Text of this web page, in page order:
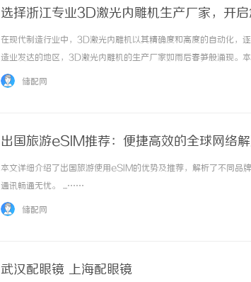
选择浙江专业3D激光内雕机生产厂家，开
在现代制造行业中，3D激光内雕机以其精确度和高度的自动化，
造业发达的地区，3D激光内雕机的生产厂家如雨后春笋般涌现。
生产厂家，以及如何借助先进的激光技术来提升您的生产效率和
储配网
出国旅游eSIM推荐：便捷高效的全球网络
本文详细介绍了出国旅游使用eSIM的优势及推荐，解析了不同品
通讯畅通无忧。 ...……
储配网
武汉配眼镜 上海配眼镜